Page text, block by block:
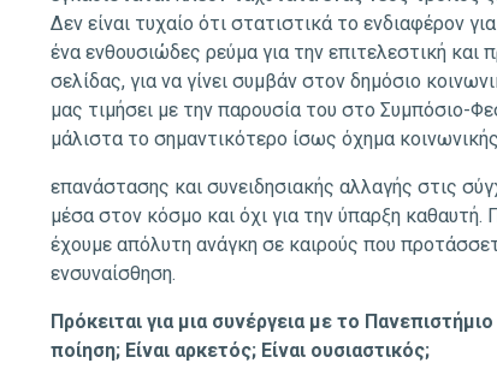
Δεν είναι τυχαίο ότι στατιστικά το ενδιαφέρον
ένα ενθουσιώδες ρεύμα για την επιτελεστική
σελίδας, για να γίνει συμβάν στον δημόσιο
μας τιμήσει με την παρουσία του στο Συμπόσιο-
μάλιστα το σημαντικότερο ίσως όχημα κοινωνικής
επανάστασης και συνειδησιακής αλλαγής στις
μέσα στον κόσμο και όχι για την ύπαρξη καθαυτή.
έχουμε απόλυτη ανάγκη σε καιρούς που
ενσυναίσθηση.
Πρόκειται για μια συνέργεια με το
ποίηση; Είναι αρκετός; Είναι ουσιαστικός;